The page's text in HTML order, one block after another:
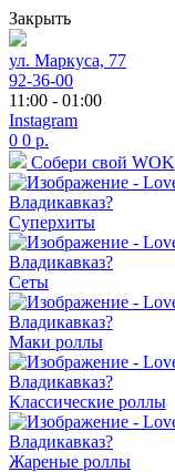
Закрыть
ул. Маркуса, 77
92-36-00
11:00 - 01:00
Instagram
0 0 р.
Собери свой WOK
Суперхиты
Сеты
Маки роллы
Классические роллы
Жареные роллы